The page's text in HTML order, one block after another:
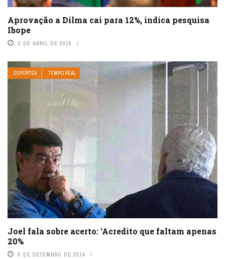
Aprovação a Dilma cai para 12%, indica pesquisa
Ibope
2 DE ABRIL DE 2015
ESPORTES TEMPO REAL
Joel fala sobre acerto: ‘Acredito que faltam apenas
20%
5 DE SETEMBRO DE 2014